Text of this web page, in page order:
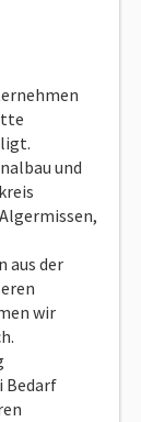
und
aus der
wir
Bedarf